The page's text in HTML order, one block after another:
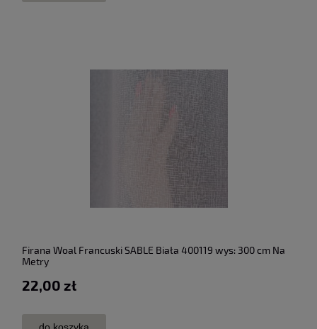
Firana Woal Francuski SABLE Biała 400119 wys: 300 cm Na
Metry
22,00 zł
do koszyka